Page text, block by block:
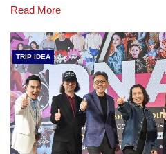
Read More
TRIP IDEA